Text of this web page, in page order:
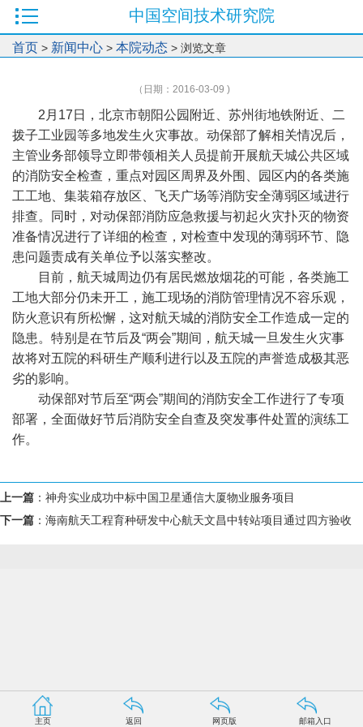
中国空间技术研究院
首页 > 新闻中心 > 本院动态 > 浏览文章
（日期：2016-03-09 )
2月17日，北京市朝阳公园附近、苏州街地铁附近、二
拨子工业园等多地发生火灾事故。动保部了解相关情况后，
主管业务部领导立即带领相关人员提前开展航天城公共区域
的消防安全检查，重点对园区周界及外围、园区内的各类施
工工地、集装箱存放区、飞天广场等消防安全薄弱区域进行
排查。同时，对动保部消防应急救援与初起火灾扑灭的物资
准备情况进行了详细的检查，对检查中发现的薄弱环节、隐
患问题责成有关单位予以落实整改。
目前，航天城周边仍有居民燃放烟花的可能，各类施工
工地大部分仍未开工，施工现场的消防管理情况不容乐观，
防火意识有所松懈，这对航天城的消防安全工作造成一定的
隐患。特别是在节后及“两会”期间，航天城一旦发生火灾事
故将对五院的科研生产顺利进行以及五院的声誉造成极其恶
劣的影响。
动保部对节后至“两会”期间的消防安全工作进行了专项
部署，全面做好节后消防安全自查及突发事件处置的演练工
作。
上一篇 ： 神舟实业成功中标中国卫星通信大厦物业服务项目
下一篇 ： 海南航天工程育种研发中心航天文昌中转站项目通过四方验收
主页 返回 网页版 邮箱入口